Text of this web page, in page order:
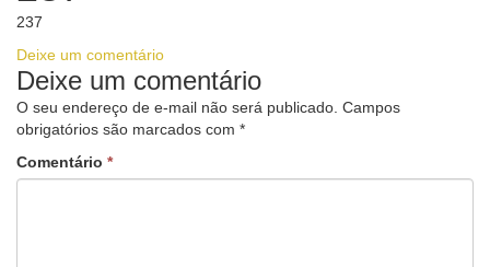
237
Deixe um comentário
Deixe um comentário
O seu endereço de e-mail não será publicado. Campos
obrigatórios são marcados com *
Comentário *